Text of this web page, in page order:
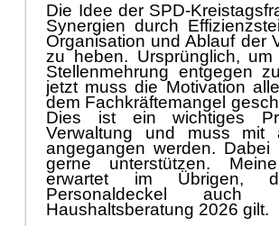
Die Idee der SPD-
Synergien durch
Organisation und Ablauf der
zu heben. Ursprünglich, um
Stellenmehrung entgegen
jetzt muss die Motivation
dem Fachkräftemangel
Dies ist ein wichtiges
Verwaltung und muss mit
angegangen werden. Dabei
gerne unterstützen.
erwartet im Übrigen,
Personaldeckel auch
Haushaltsberatung 2026 gilt.